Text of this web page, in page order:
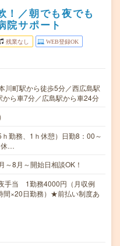
！／朝でも夜でも
院サポート
残業なし WEB登録OK
川町駅から徒歩5分／西広島駅
ら車7分／広島駅から車24分
勤務、1ｈ休憩）日勤8：00～
休…
8月～開始日相談OK！
手当 1勤務4000円（月収例
間×20日勤務）★前払い制度あ